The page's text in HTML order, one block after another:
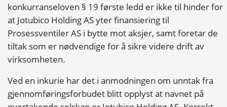
konkurranseloven § 19 første ledd er ikke til hinder for
at Jotubico Holding AS yter finansiering til
Prosessventiler AS i bytte mot aksjer, samt foretar de
tiltak som er nødvendige for å sikre videre drift av
virksomheten.
Ved en inkurie har det i anmodningen om unntak fra
gjennomføringsforbudet blitt opplyst at navnet på